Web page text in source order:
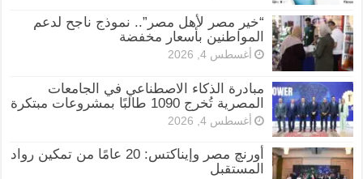
“خير مصر لأهل مصر”.. نموذج ناجح لدعم
المواطنين بأسعار مخفضة
أغسطس 4, 2026
مبادرة الذكاء الاصطناعي في الجامعات
المصرية تُخرج 1090 طالبًا بمشروعات مبتكرة
أغسطس 4, 2026
أورنچ مصر وإيناكتس: 20 عامًا من تمكين رواد
المستقبل